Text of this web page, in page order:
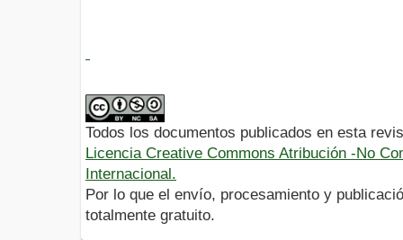
Todos los documentos publicados en esta
Licencia Creative Commons Atribución -No
Internacional.
Por lo que el envío, procesamiento y
totalmente gratuito.